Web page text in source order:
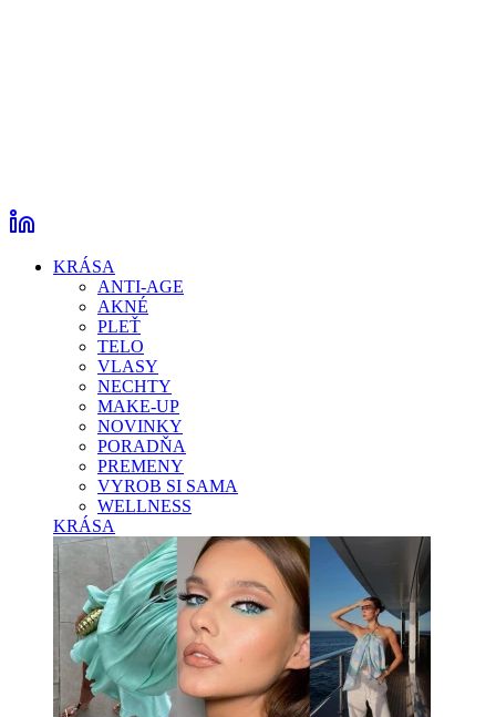
KRÁSA
ANTI-AGE
AKNÉ
PLEŤ
TELO
VLASY
NECHTY
MAKE-UP
NOVINKY
PORADŇA
PREMENY
VYROB SI SAMA
WELLNESS
KRÁSA